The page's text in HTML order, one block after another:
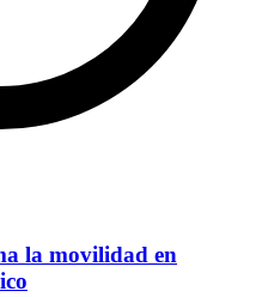
la movilidad en